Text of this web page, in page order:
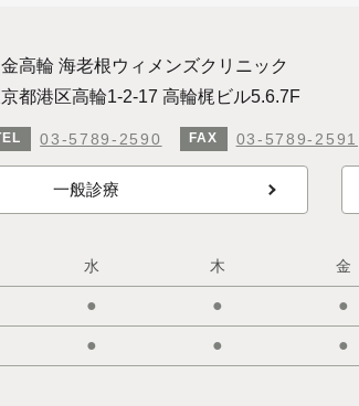
高輪 海老根ウィメンズクリニック
都港区高輪1-2-17 高輪梶ビル5.6.7F
03-5789-2590 FAX 03-5789-2591
一般診療
水 木 金
● ● ●
● ● ●